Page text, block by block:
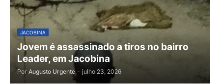
JACOBINA
Jovem é assassinado a tiros no bairro
Leader, em Jacobina
Por Augusto Urgente - julho 23, 2026